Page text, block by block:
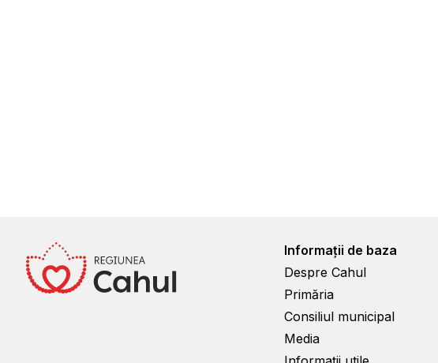
Informații de baza
Despre Cahul
Primăria
Consiliul municipal
Media